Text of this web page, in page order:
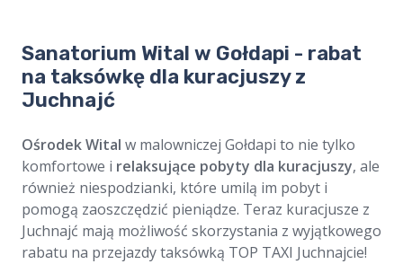
Sanatorium Wital w Gołdapi - rabat
na taksówkę dla kuracjuszy z
Juchnajć
Ośrodek Wital w malowniczej Gołdapi to nie tylko
komfortowe i relaksujące pobyty dla kuracjuszy, ale
również niespodzianki, które umilą im pobyt i
pomogą zaoszczędzić pieniądze. Teraz kuracjusze z
Juchnajć mają możliwość skorzystania z wyjątkowego
rabatu na przejazdy taksówką TOP TAXI Juchnajcie!